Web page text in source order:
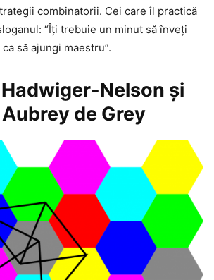
combinatorii. Cei care îl practică
“Îţi trebuie un minut să înveţi
să ajungi maestru”.
Nelson şi
de Grey